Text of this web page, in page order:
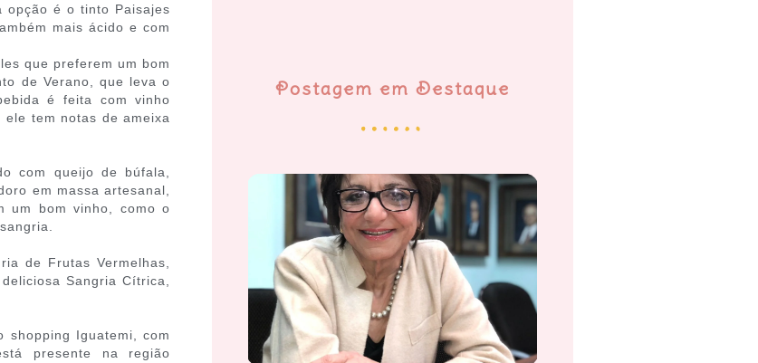
opção é o tinto Paisajes
mais ácido e com
que preferem um bom
de Verano, que leva o
é feita com vinho
tem notas de ameixa
com queijo de búfala,
em massa artesanal,
um bom vinho, como o
de Frutas Vermelhas,
Sangria Cítrica,
shopping Iguatemi, com
presente na região
Postagem em Destaque